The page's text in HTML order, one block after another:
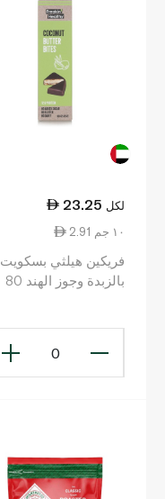
23.25 لكل
2.91 ١٠ جم
فريكين هيلثي بسكويت
بالزبدة وجوز الهند 80
0